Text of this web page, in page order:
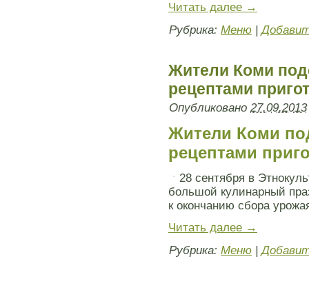
Читать далее →
Рубрика: Меню |
Жители Коми
рецептами
Опубликовано 27.09.2013
Жители Коми
рецептами
28 сентября в
большой кулинарный
к окончанию сбора
Читать далее →
Рубрика: Меню |